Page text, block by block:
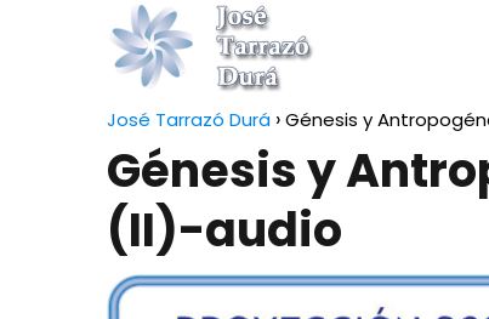
José Tarrazó Durá Génesis y
Génesis y
(II)-audio